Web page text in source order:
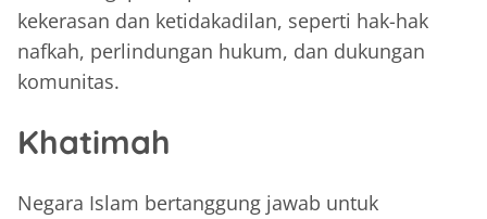
kekerasan dan ketidakadilan, seperti hak-hak
nafkah, perlindungan hukum, dan dukungan
komunitas.
Khatimah
Negara Islam bertanggung jawab untuk